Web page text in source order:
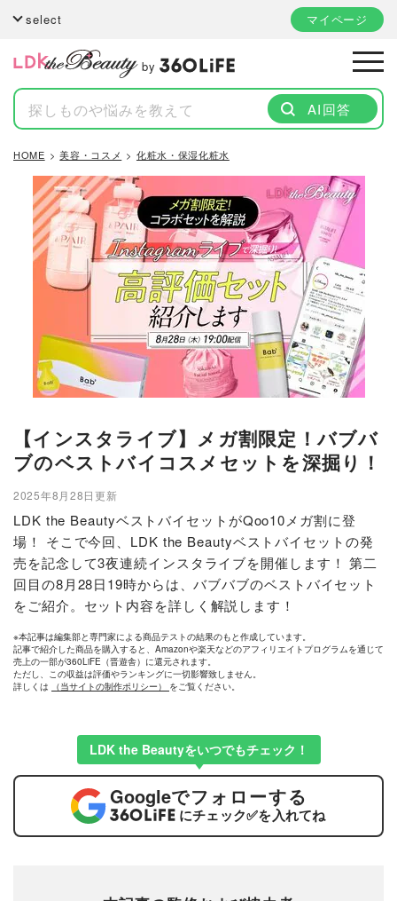
select マイページ
by
AI回答
HOME 美容・コスメ 化粧水・保湿化粧水
【インスタライブ】メガ割限定！バブバ
ブのベストバイコスメセットを深掘り！
2025年8月28日更新
LDK the BeautyベストバイセットがQoo10メガ割に登
場！ そこで今回、LDK the Beautyベストバイセットの発
売を記念して3夜連続インスタライブを開催します！ 第二
回目の8月28日19時からは、バブバブのベストバイセット
をご紹介。セット内容を詳しく解説します！
※本記事は編集部と専門家による商品テストの結果のもと作成しています。
記事で紹介した商品を購入すると、Amazonや楽天などのアフィリエイトプログラムを通じて
売上の一部が360LiFE（晋遊舎）に還元されます。
ただし、この収益は評価やランキングに一切影響致しません。
詳しくは
（当サイトの制作ポリシー） をご覧ください。
LDK the Beautyをいつでもチェック！
Googleでフォローする
にチェック✅を入れてね